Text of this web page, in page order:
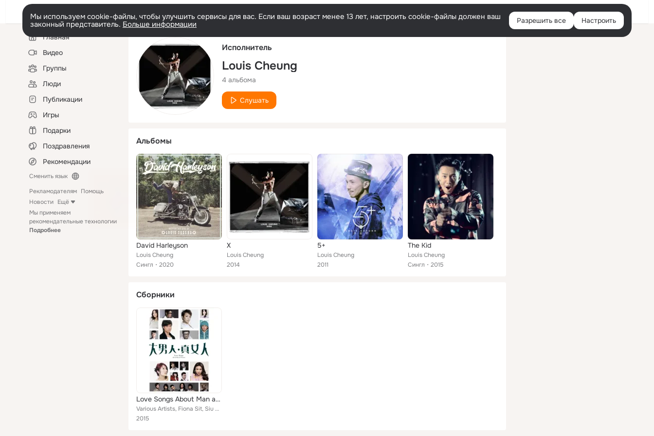
Русский Войти
Мы используем cookie-файлы, чтобы улучшить сервисы для вас. Если ваш возраст менее 13 лет, настроить cookie-файлы должен ваш
законный представитель. Больше информации Разрешить все Настроить
Левая
колонкаГлавная
Видео
Группы
Люди
Публикации
Игры
Подарки
Поздравления
Рекомендации
Сменить язык
Рекламодателям Помощь
Новости Ещё
Мы применяем
рекомендательные технологии
Подробнее
Исполнитель
Louis Cheung
4 альбома
Слушать
Альбомы
David Harleyson
Louis Cheung
Сингл
2020
X
Louis Cheung
2014
5+
Louis Cheung
2011
The Kid
Louis Cheung
Сингл
2015
Сборники
Love Songs About Man and Woman
Various Artists, Fiona Sit, Siu Fay, Sandy Lam, Endy Chow, Leo Ku, Theresa Fu, Rubberband, Stephy Tang, Ronald Cheng, Miriam Yeu...
2015